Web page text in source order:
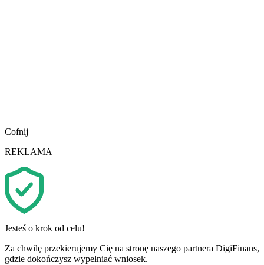
Cofnij
REKLAMA
Jesteś o krok od celu!
Za chwilę przekierujemy Cię na stronę naszego partnera DigiFinans,
gdzie dokończysz wypełniać wniosek.